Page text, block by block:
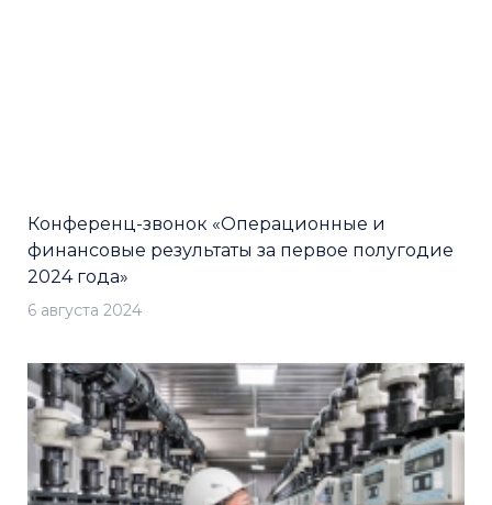
Конференц-звонок «Операционные и
финансовые результаты за первое полугодие
2024 года»
6 августа 2024